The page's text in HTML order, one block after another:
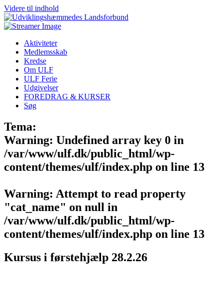
Videre til indhold
Aktiviteter
Medlemsskab
Kredse
Om ULF
ULF Ferie
Udgivelser
FOREDRAG & KURSER
Søg
Tema:
Warning: Undefined array key 0 in
/var/www/ulf.dk/public_html/wp-
content/themes/ulf/index.php on line 13
Warning: Attempt to read property
"cat_name" on null in
/var/www/ulf.dk/public_html/wp-
content/themes/ulf/index.php on line 13
Kursus i førstehjælp 28.2.26